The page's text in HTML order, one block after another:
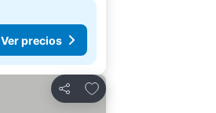
Ver precios
Compartir
Agregar a favoritos